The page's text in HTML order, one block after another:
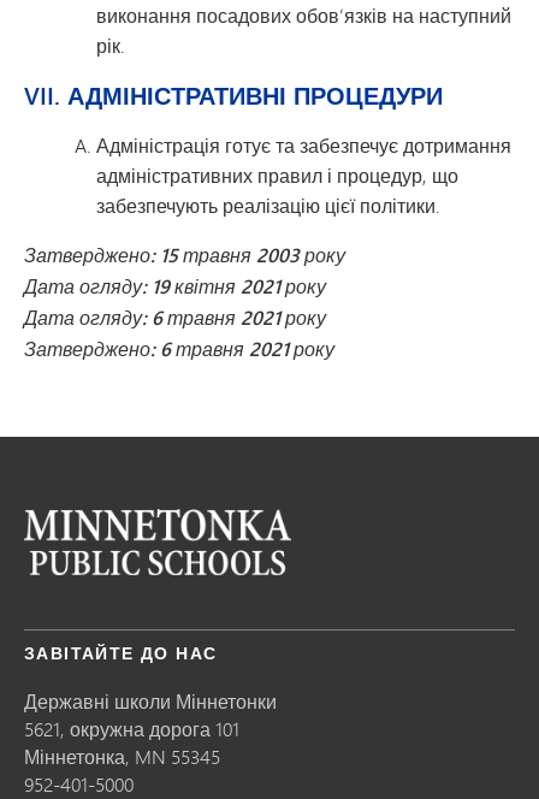
виконання посадових обов’язків на наступний
рік.
VII. АДМІНІСТРАТИВНІ ПРОЦЕДУРИ
Адміністрація готує та забезпечує дотримання
адміністративних правил і процедур, що
забезпечують реалізацію цієї політики.
Затверджено: 15 травня 2003 року
Дата огляду: 19 квітня 2021 року
Дата огляду: 6 травня 2021 року
Затверджено: 6 травня 2021 року
ЗАВІТАЙТЕ ДО НАС
Державні школи Міннетонки
5621, окружна дорога 101
Міннетонка, MN 55345
952-401-5000